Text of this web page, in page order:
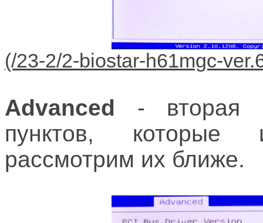
Advanced - вторая
пунктов, которые
рассмотрим их ближе.